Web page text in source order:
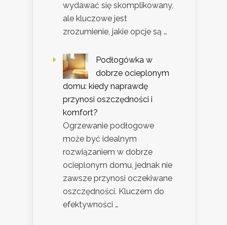
wydawać się skomplikowany,
ale kluczowe jest
zrozumienie, jakie opcje są …
Podłogówka w
dobrze ocieplonym
domu: kiedy naprawdę
przynosi oszczędności i
komfort?
Ogrzewanie podłogowe
może być idealnym
rozwiązaniem w dobrze
ocieplonym domu, jednak nie
zawsze przynosi oczekiwane
oszczędności. Kluczem do
efektywności …